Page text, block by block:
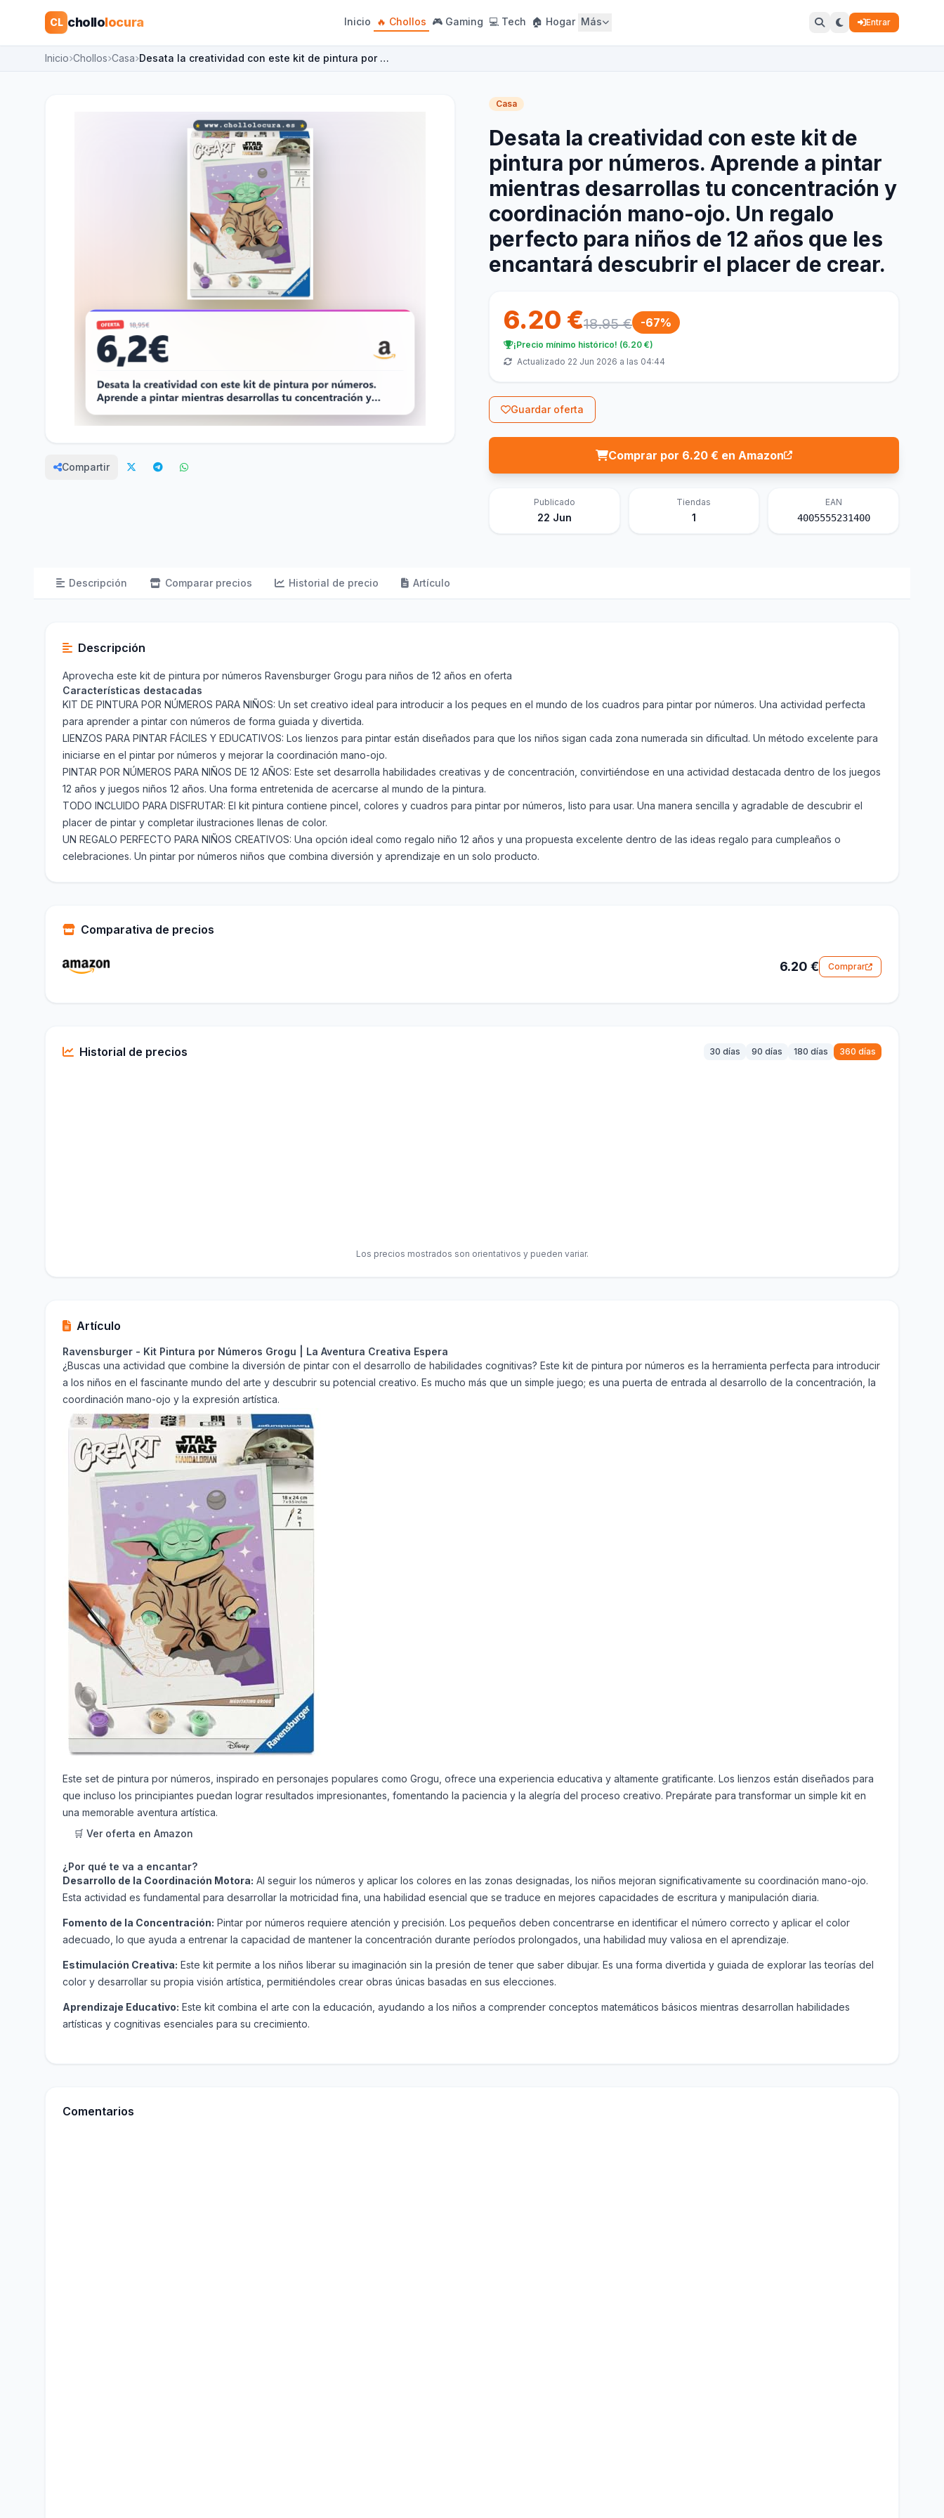
CL chollolocura Inicio 🔥 Chollos 🎮 Gaming 💻 Tech 🏠 Hogar Más Entrar
Inicio Chollos Casa Desata la creatividad con este kit de pintura por …
Compartir
Casa
Desata la creatividad con este kit de
pintura por números. Aprende a pintar
mientras desarrollas tu concentración y
coordinación mano-ojo. Un regalo
perfecto para niños de 12 años que les
encantará descubrir el placer de crear.
6.20 €18.95 € -67%
¡Precio mínimo histórico! (6.20 €)
Actualizado 22 Jun 2026 a las 04:44
Guardar oferta
Comprar por 6.20 € en Amazon
Publicado
22 Jun
Tiendas
1
EAN
4005555231400
Descripción Comparar precios Historial de precio Artículo
Descripción
Aprovecha este kit de pintura por números Ravensburger Grogu para niños de 12 años en oferta
Características destacadas
KIT DE PINTURA POR NÚMEROS PARA NIÑOS: Un set creativo ideal para introducir a los peques en el mundo de los cuadros para pintar por números. Una actividad perfecta
para aprender a pintar con números de forma guiada y divertida.
LIENZOS PARA PINTAR FÁCILES Y EDUCATIVOS: Los lienzos para pintar están diseñados para que los niños sigan cada zona numerada sin dificultad. Un método excelente para
iniciarse en el pintar por números y mejorar la coordinación mano-ojo.
PINTAR POR NÚMEROS PARA NIÑOS DE 12 AÑOS: Este set desarrolla habilidades creativas y de concentración, convirtiéndose en una actividad destacada dentro de los juegos
12 años y juegos niños 12 años. Una forma entretenida de acercarse al mundo de la pintura.
TODO INCLUIDO PARA DISFRUTAR: El kit pintura contiene pincel, colores y cuadros para pintar por números, listo para usar. Una manera sencilla y agradable de descubrir el
placer de pintar y completar ilustraciones llenas de color.
UN REGALO PERFECTO PARA NIÑOS CREATIVOS: Una opción ideal como regalo niño 12 años y una propuesta excelente dentro de las ideas regalo para cumpleaños o
celebraciones. Un pintar por números niños que combina diversión y aprendizaje en un solo producto.
Comparativa de precios
6.20 € Comprar
Historial de precios 30 días 90 días 180 días 360 días
Los precios mostrados son orientativos y pueden variar.
Artículo
Ravensburger - Kit Pintura por Números Grogu | La Aventura Creativa Espera
¿Buscas una actividad que combine la diversión de pintar con el desarrollo de habilidades cognitivas? Este kit de pintura por números es la herramienta perfecta para introducir
a los niños en el fascinante mundo del arte y descubrir su potencial creativo. Es mucho más que un simple juego; es una puerta de entrada al desarrollo de la concentración, la
coordinación mano-ojo y la expresión artística.
Este set de pintura por números, inspirado en personajes populares como Grogu, ofrece una experiencia educativa y altamente gratificante. Los lienzos están diseñados para
que incluso los principiantes puedan lograr resultados impresionantes, fomentando la paciencia y la alegría del proceso creativo. Prepárate para transformar un simple kit en
una memorable aventura artística.
🛒 Ver oferta en Amazon
¿Por qué te va a encantar?
Desarrollo de la Coordinación Motora: Al seguir los números y aplicar los colores en las zonas designadas, los niños mejoran significativamente su coordinación mano-ojo.
Esta actividad es fundamental para desarrollar la motricidad fina, una habilidad esencial que se traduce en mejores capacidades de escritura y manipulación diaria.
Fomento de la Concentración: Pintar por números requiere atención y precisión. Los pequeños deben concentrarse en identificar el número correcto y aplicar el color
adecuado, lo que ayuda a entrenar la capacidad de mantener la concentración durante períodos prolongados, una habilidad muy valiosa en el aprendizaje.
Estimulación Creativa: Este kit permite a los niños liberar su imaginación sin la presión de tener que saber dibujar. Es una forma divertida y guiada de explorar las teorías del
color y desarrollar su propia visión artística, permitiéndoles crear obras únicas basadas en sus elecciones.
Aprendizaje Educativo: Este kit combina el arte con la educación, ayudando a los niños a comprender conceptos matemáticos básicos mientras desarrollan habilidades
artísticas y cognitivas esenciales para su crecimiento.
Comentarios